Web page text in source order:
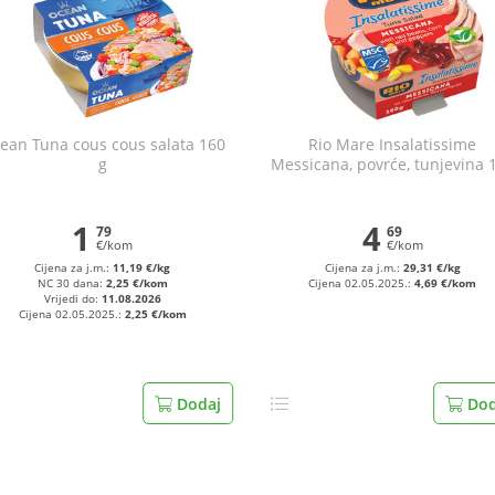
Tuna cous cous salata 160
g
1 79
€/kom
Cijena za j.m.:11,19 €/kg
NC 30 dana: 2,25 €/kom
Vrijedi do: 11.08.2026
Cijena 02.05.2025.: 2,25 €/kom
Dodaj
Rio Mare Insalatissime
Messicana, povrće, tunjevina
4 69
€/kom
Cijena za j.m.: 29,31 €/kg
Cijena 02.05.2025.:4,69 €/kom